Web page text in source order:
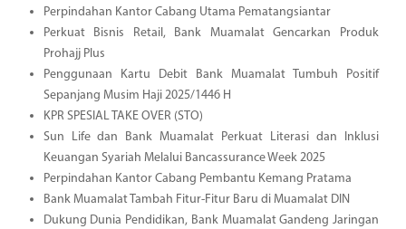
Perpindahan Kantor Cabang Utama Pematangsiantar
Perkuat Bisnis Retail, Bank Muamalat Gencarkan Produk
Prohajj Plus
Penggunaan Kartu Debit Bank Muamalat Tumbuh Positif
Sepanjang Musim Haji 2025/1446 H
KPR SPESIAL TAKE OVER (STO)
Sun Life dan Bank Muamalat Perkuat Literasi dan Inklusi
Keuangan Syariah Melalui Bancassurance Week 2025
Perpindahan Kantor Cabang Pembantu Kemang Pratama
Bank Muamalat Tambah Fitur-Fitur Baru di Muamalat DIN
Dukung Dunia Pendidikan, Bank Muamalat Gandeng Jaringan